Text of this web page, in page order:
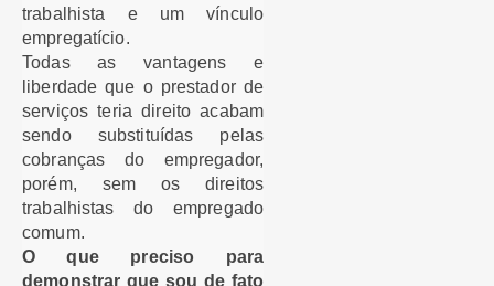
trabalhista e um vínculo
empregatício.
Todas as vantagens e
liberdade que o prestador de
serviços teria direito acabam
sendo substituídas pelas
cobranças do empregador,
porém, sem os direitos
trabalhistas do empregado
comum.
O que preciso para
demonstrar que sou de fato